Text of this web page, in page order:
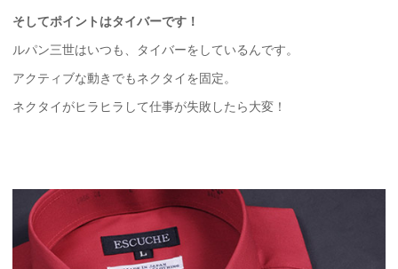
そしてポイントはタイバーです！
ルパン三世はいつも、タイバーをしているんです。
アクティブな動きでもネクタイを固定。
ネクタイがヒラヒラして仕事が失敗したら大変！